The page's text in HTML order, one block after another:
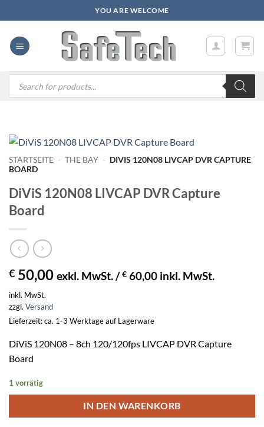
Inhalt
springen
YOU ARE WELCOME
Products
search
STARTSEITE - THE BAY - DIVIS 120N08 LIVCAP DVR CAPTURE
BOARD
DiViS 120N08 LIVCAP DVR Capture
Board
€ 50,00 exkl. MwSt. /€ 60,00 inkl. MwSt.
inkl. MwSt.
zzgl. Versand
Lieferzeit: ca. 1-3 Werktage auf Lagerware
DiViS 120N08 – 8ch 120/120fps LIVCAP DVR Capture
Board
1 vorrätig
IN DEN WARENKORB